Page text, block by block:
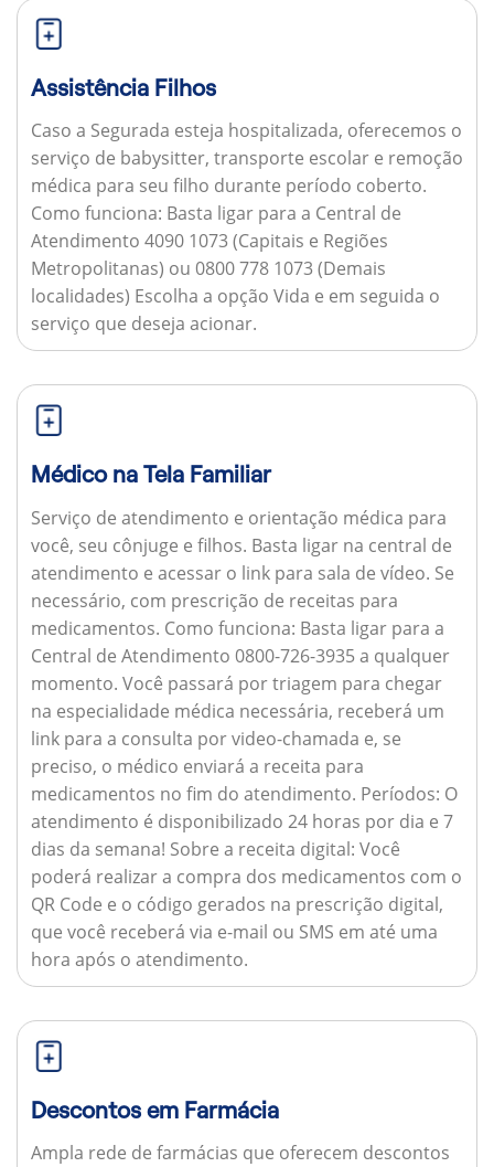
Assistência Filhos
Caso a Segurada esteja hospitalizada, oferecemos o
serviço de babysitter, transporte escolar e remoção
médica para seu filho durante período coberto.
Como funciona: Basta ligar para a Central de
Atendimento 4090 1073 (Capitais e Regiões
Metropolitanas) ou 0800 778 1073 (Demais
localidades) Escolha a opção Vida e em seguida o
serviço que deseja acionar.
Médico na Tela Familiar
Serviço de atendimento e orientação médica para
você, seu cônjuge e filhos. Basta ligar na central de
atendimento e acessar o link para sala de vídeo. Se
necessário, com prescrição de receitas para
medicamentos. Como funciona: Basta ligar para a
Central de Atendimento 0800-726-3935 a qualquer
momento. Você passará por triagem para chegar
na especialidade médica necessária, receberá um
link para a consulta por video-chamada e, se
preciso, o médico enviará a receita para
medicamentos no fim do atendimento. Períodos: O
atendimento é disponibilizado 24 horas por dia e 7
dias da semana! Sobre a receita digital: Você
poderá realizar a compra dos medicamentos com o
QR Code e o código gerados na prescrição digital,
que você receberá via e-mail ou SMS em até uma
hora após o atendimento.
Descontos em Farmácia
Ampla rede de farmácias que oferecem descontos